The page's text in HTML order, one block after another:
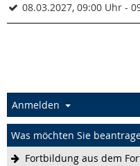
08.03.2027, 09:00 Uhr -
Anmelden
Was möchten Sie
Fortbildung aus dem